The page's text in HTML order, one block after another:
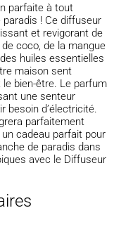
parfaite à tout
! Ce diffuseur
et revigorant de
coco, de la mangue
huiles essentielles
maison sent
le bien-être. Le parfum
une senteur
besoin d’électricité.
parfaitement
un cadeau parfait pour
de paradis dans
avec le Diffuseur